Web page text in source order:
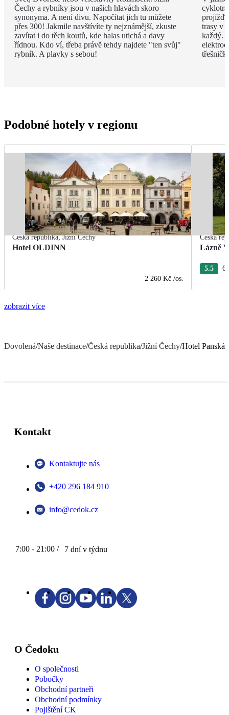
Čechy a rybníky jsou v našich hlavách skoro
synonyma. A není divu. Napočítat jich tu můžete
přes 300! Jakmile navštívíte ty nejznámější, zkuste
zavítat i do těch koutů, kde halas utichá a davy
řídnou. Kdo ví, třeba právě tehdy najdete "ten svůj"
rybník. A plavky s sebou!
trasy v
každý.
Podobné hotely v regionu
Česká republika,Jižní Čechy
Hotel OLDINN
2 260 Kč /os.
Česká
Lázně
5.5 6
zobrazit více
Dovolená/Naše destinace/Česká republika/Jižní Čechy/Hotel Panská
Kontakt
Kontaktujte nás
+420 296 184 910
info@cedok.cz
7:00 - 21:00 / 7 dní v týdnu
O Čedoku
O společnosti
Pobočky
Obchodní partneři
Obchodní podmínky
Pojištění CK